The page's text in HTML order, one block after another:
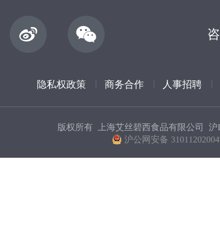
隐私权政策 商务合作 人事招聘
版权所有 上海艾丝碧西食品有限公司 沪
沪公网安备